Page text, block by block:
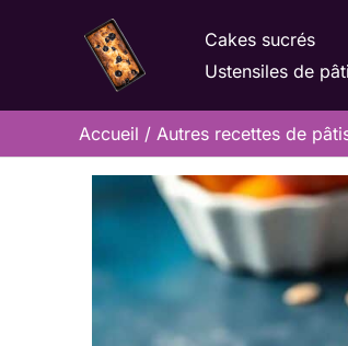
Cakes sucrés
Ustensiles de
Accueil Autres recettes de